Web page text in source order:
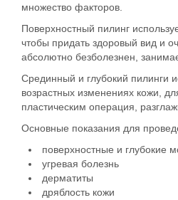
множество факторов.
Поверхностный пилинг
чтобы придать здоровый вид и
абсолютно безболезнен,
Срединный и глубокий пилинги
возрастных изменениях кожи,
пластическим операция,
Основные показания для
поверхностные и глубокие
угревая болезнь
дерматиты
дряблость кожи